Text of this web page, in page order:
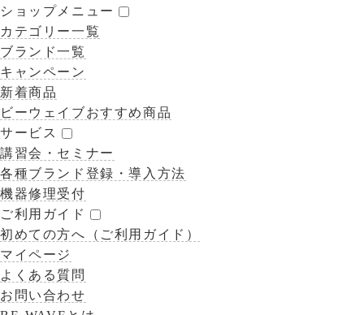
ショップメニュー
カテゴリー一覧
ブランド一覧
キャンペーン
新着商品
ビーウェイブおすすめ商品
サービス
講習会・セミナー
各種ブランド登録・導入方法
機器修理受付
ご利用ガイド
初めての方へ（ご利用ガイド）
マイページ
よくある質問
お問い合わせ